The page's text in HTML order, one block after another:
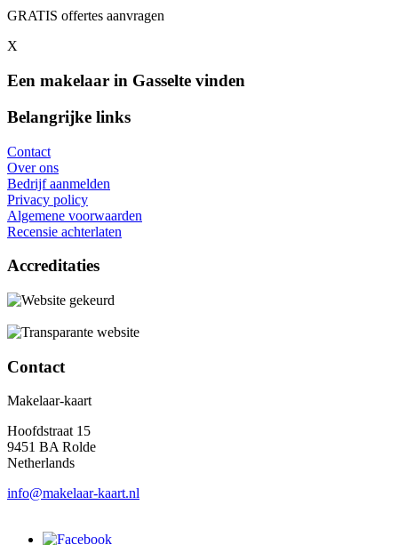
GRATIS offertes aanvragen
X
Een makelaar in Gasselte vinden
Belangrijke links
Contact
Over ons
Bedrijf aanmelden
Privacy policy
Algemene voorwaarden
Recensie achterlaten
Accreditaties
Contact
Makelaar-kaart
Hoofdstraat 15
9451 BA Rolde
Netherlands
info@makelaar-kaart.nl